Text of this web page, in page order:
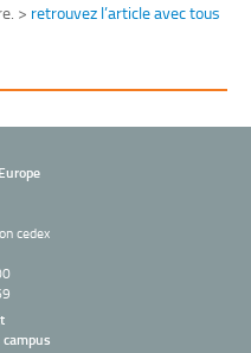
> retrouvez l’article avec tous
cedex